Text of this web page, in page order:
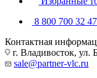
8 800 700 32 47
Контактная
г. Владивосток, ул.
sale@partner-vlc.ru